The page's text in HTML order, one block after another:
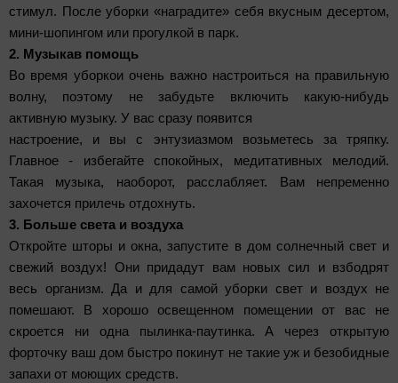
стимул. После уборки «наградите» себя вкусным десертом,
мини-шопингом или прогулкой в парк.
2. Музыкав помощь
Во время уборкои очень важно настроиться на правильную
волну, поэтому не забудьте включить какую-нибудь
активную музыку. У вас сразу появится
настроение, и вы с энтузиазмом возьметесь за тряпку.
Главное - избегайте спокойных, медитативных мелодий.
Такая музыка, наоборот, расслабляет. Вам непременно
захочется прилечь отдохнуть.
3. Больше света и воздуха
Откройте шторы и окна, запустите в дом солнечный свет и
свежий воздух! Они придадут вам новых сил и взбодрят
весь организм. Да и для самой уборки свет и воздух не
помешают. В хорошо освещенном помещении от вас не
скроется ни одна пылинка-паутинка. А через открытую
форточку ваш дом быстро покинут не такие уж и безобидные
запахи от моющих средств.